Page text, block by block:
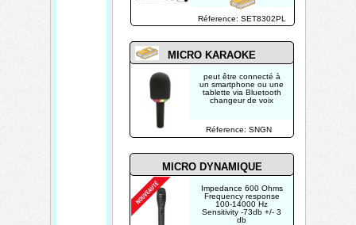
Réference: SNGN
peut être connecté à
un smartphone ou une
tablette via Bluetooth
changeur de voix
MICRO KARAOKE
Impedance 600 Ohms
Frequency response
100-14000 Hz
Sensitivity -73db +/- 3
db
MICRO DYNAMIQUE
Réference: SET8302PL